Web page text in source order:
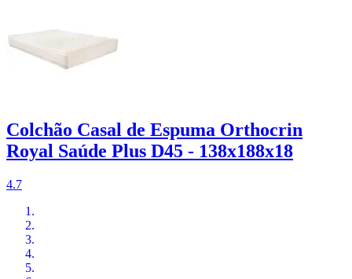
Colchão Casal de Espuma Orthocrin
Royal Saúde Plus D45 - 138x188x18
4.7